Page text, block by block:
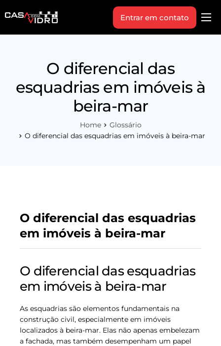
Produtos
Blog
Vagas
Entrar em contato
O diferencial das
esquadrias em imóveis à
beira-mar
Home
Glossário
O diferencial das esquadrias em imóveis à beira-mar
O diferencial das esquadrias
em imóveis à beira-mar
O diferencial das esquadrias
em imóveis à beira-mar
As esquadrias são elementos fundamentais na
construção civil, especialmente em imóveis
localizados à beira-mar. Elas não apenas embelezam
a fachada, mas também desempenham um papel